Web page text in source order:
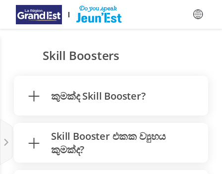
ප්‍රධාන අන්තර්ගතයට යන්න
Skill Boosters
කුමක්ද Skill Booster?
Skill Booster එකක ව්‍යුහය
කුමක්ද?